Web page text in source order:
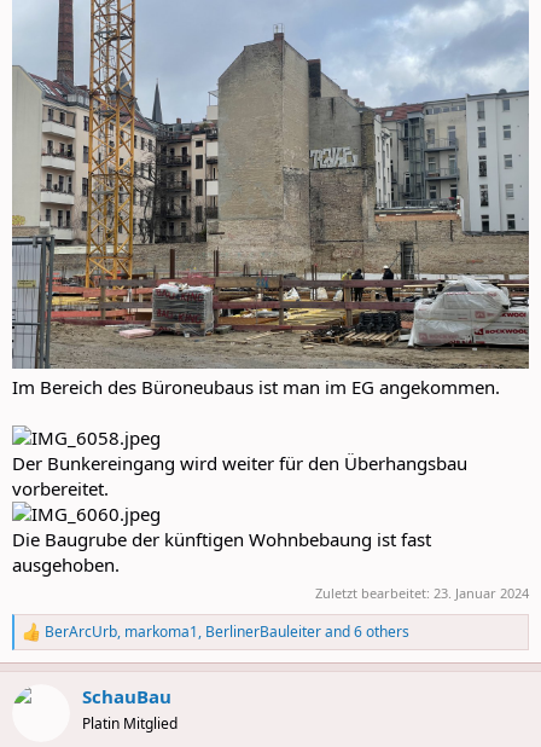
Im Bereich des Büroneubaus ist man im EG angekommen.
Der Bunkereingang wird weiter für den Überhangsbau
vorbereitet.
Die Baugrube der künftigen Wohnbebaung ist fast
ausgehoben.
Zuletzt bearbeitet: 23. Januar 2024
R
e
a
c
BerArcUrb, markoma1, BerlinerBauleiterand 6 others
SchauBau
Platin Mitglied